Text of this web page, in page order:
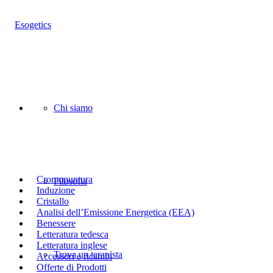
Chi siamo
Filosofia
Trova un terapista
Cromopuntura
Induzione
Cristallo
Analisi dell’Emissione Energetica (EEA)
Benessere
Letteratura tedesca
Letteratura inglese
Accessori e ricambi
Offerte di Prodotti